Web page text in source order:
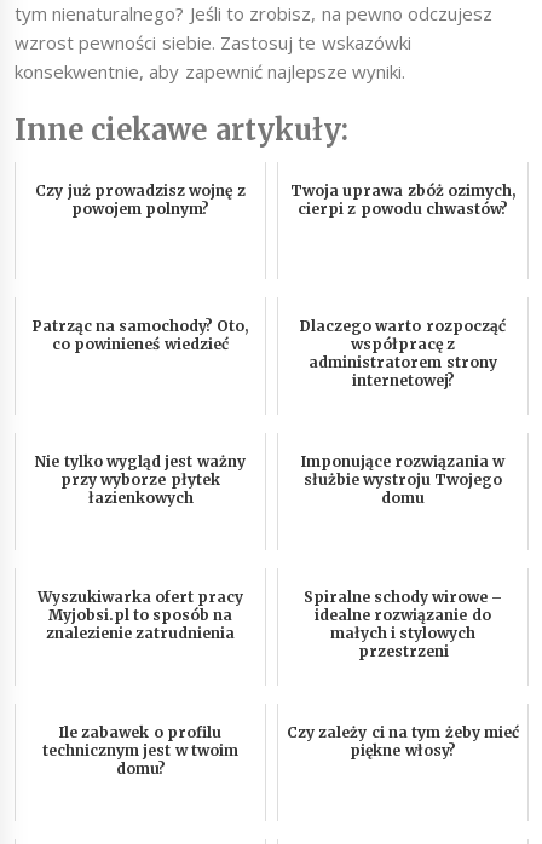
tym nienaturalnego? Jeśli to zrobisz, na pewno odczujesz
wzrost pewności siebie. Zastosuj te wskazówki
konsekwentnie, aby zapewnić najlepsze wyniki.
Inne ciekawe artykuły:
Czy już prowadzisz wojnę z
powojem polnym?
Twoja uprawa zbóż ozimych,
cierpi z powodu chwastów?
Patrząc na samochody? Oto,
co powinieneś wiedzieć
Dlaczego warto rozpocząć
współpracę z
administratorem strony
internetowej?
Nie tylko wygląd jest ważny
przy wyborze płytek
łazienkowych
Imponujące rozwiązania w
służbie wystroju Twojego
domu
Wyszukiwarka ofert pracy
Myjobsi.pl to sposób na
znalezienie zatrudnienia
Spiralne schody wirowe –
idealne rozwiązanie do
małych i stylowych
przestrzeni
Ile zabawek o profilu
technicznym jest w twoim
domu?
Czy zależy ci na tym żeby mieć
piękne włosy?